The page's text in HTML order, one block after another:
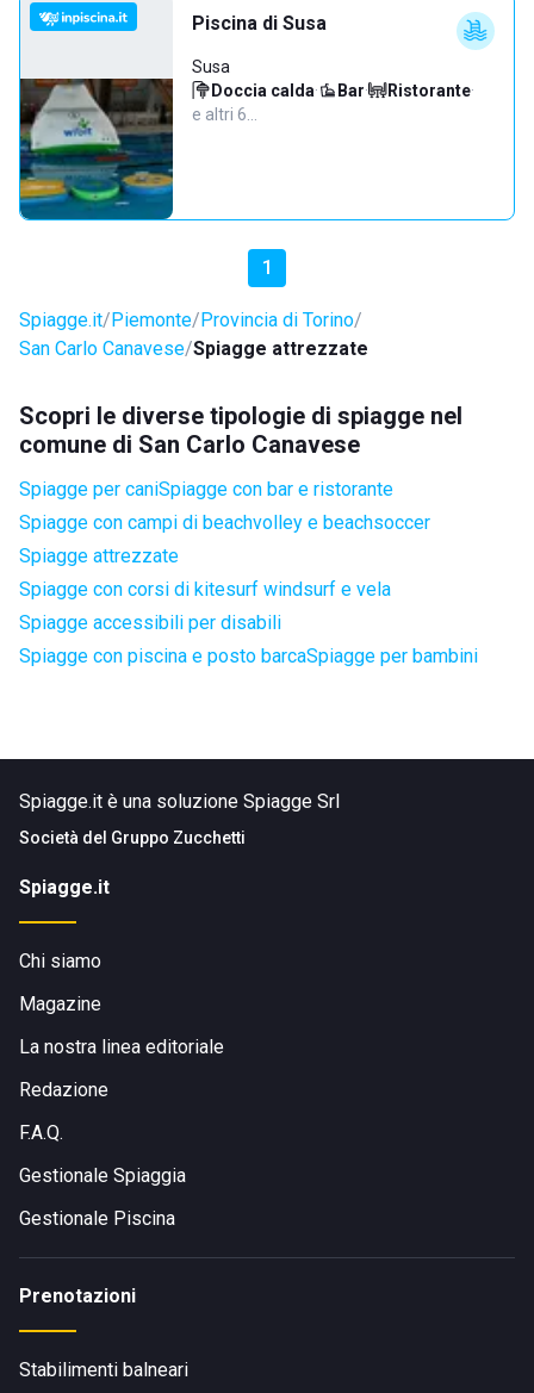
Piscina di Susa
Susa
Doccia calda· Bar· Ristorante·
e altri 6…
1
Spiagge.it Piemonte Provincia di Torino
San Carlo Canavese Spiagge attrezzate
Scopri le diverse tipologie di spiagge nel
comune di San Carlo Canavese
Spiagge per caniSpiagge con bar e ristorante
Spiagge con campi di beachvolley e beachsoccer
Spiagge attrezzate
Spiagge con corsi di kitesurf windsurf e vela
Spiagge accessibili per disabili
Spiagge con piscina e posto barcaSpiagge per bambini
Spiagge.it è una soluzione Spiagge Srl
Società del Gruppo Zucchetti
Spiagge.it
Chi siamo
Magazine
La nostra linea editoriale
Redazione
F.A.Q.
Gestionale Spiaggia
Gestionale Piscina
Prenotazioni
Stabilimenti balneari